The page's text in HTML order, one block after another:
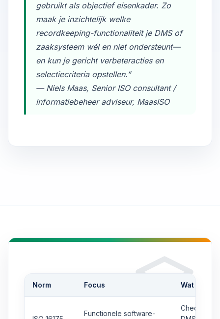
gebruikt als objectief eisenkader. Zo
maak je inzichtelijk welke
recordkeeping-functionaliteit je DMS of
zaaksysteem wél en niet ondersteunt—
en kun je gericht verbeteracties en
selectiecriteria opstellen.”
— Niels Maas, Senior ISO consultant /
informatiebeheer adviseur, MaasISO
Norm Focus Wat levert
Functionele software-
Checklist/